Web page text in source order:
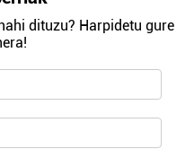
dituzu? Harpidetu gure